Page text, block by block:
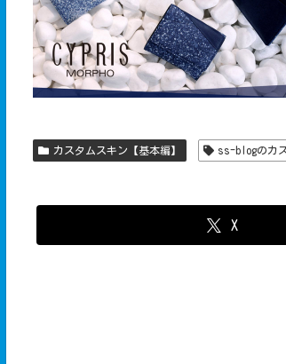
カスタムスキン【基本編】 ss-blogのカ
X